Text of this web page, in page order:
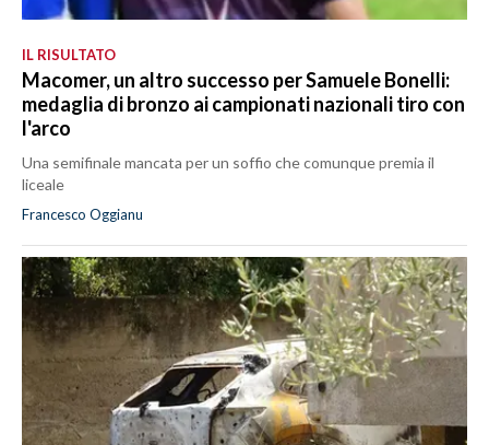
IL RISULTATO
Macomer, un altro successo per Samuele Bonelli:
medaglia di bronzo ai campionati nazionali tiro con
l'arco
Una semifinale mancata per un soffio che comunque premia il
liceale
Francesco Oggianu